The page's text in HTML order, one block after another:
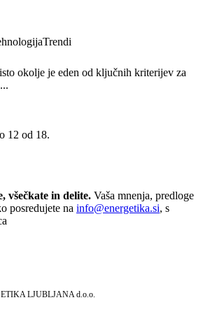
Trendi
okolje je eden od ključnih kriterijev za
12 od 18.
všečkate in delite. Vaša mnenja, predloge
posredujete na info@energetika.si, s
LJUBLJANA d.o.o.